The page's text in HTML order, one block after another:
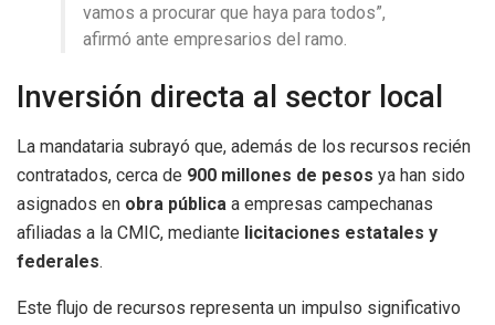
vamos a procurar que haya para todos”,
afirmó ante empresarios del ramo.
Inversión directa al sector local
La mandataria subrayó que, además de los recursos recién
contratados, cerca de 900 millones de pesos ya han sido
asignados en obra pública a empresas campechanas
afiliadas a la CMIC, mediante licitaciones estatales y
federales.
Este flujo de recursos representa un impulso significativo